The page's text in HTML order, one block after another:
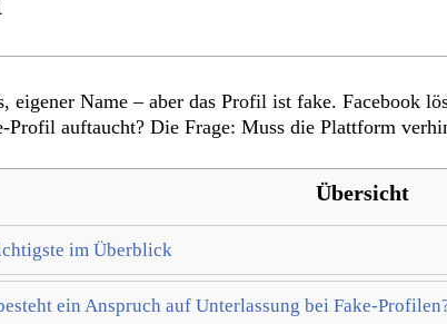
eigener Name – aber das Profil ist fake. Facebook
Profil auftaucht? Die Frage: Muss die Plattform
Übersicht
im Überblick
ein Anspruch auf Unterlassung bei Fake-